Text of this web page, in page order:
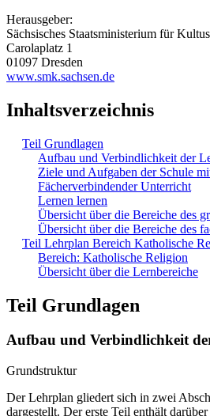
Herausgeber:
Sächsisches Staatsministerium für Kultus
Carolaplatz 1
01097 Dresden
www.smk.sachsen.de
Inhaltsverzeichnis
Teil Grundlagen
Aufbau und Verbindlichkeit der
Ziele und Aufgaben der Schule
Fächerverbindender Unterricht
Lernen lernen
Übersicht über die Bereiche des
Übersicht über die Bereiche des
Teil Lehrplan Bereich Katholische
Bereich: Katholische Religion
Übersicht über die Lernbereiche
Teil Grundlagen
Aufbau und Verbindlichkeit
Grundstruktur
Der Lehrplan gliedert sich in zwei
dargestellt. Der erste Teil enthält